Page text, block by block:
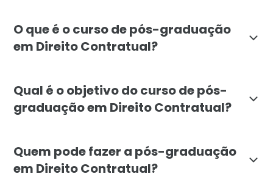
O que é o curso de pós-graduação
em Direito Contratual?
Qual é o objetivo do curso de pós-
graduação em Direito Contratual?
Quem pode fazer a pós-graduação
em Direito Contratual?